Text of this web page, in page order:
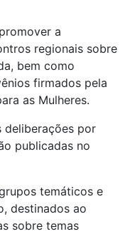
a
regionais sobre
bem como
firmados pela
as Mulheres.
deliberações por
publicadas no
temáticos e
destinados ao
sobre temas